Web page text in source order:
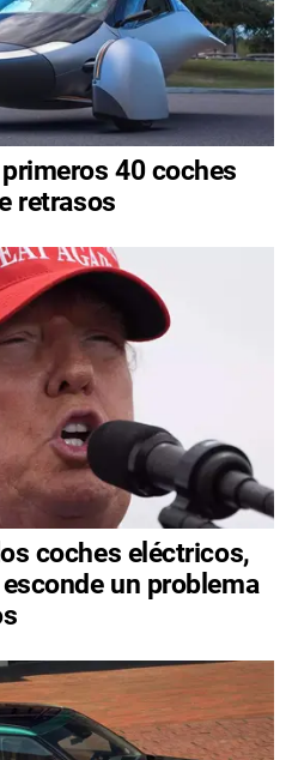
40 coches
retrasos
coches eléctricos,
un problema